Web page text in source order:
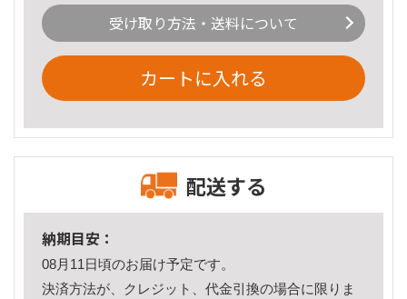
受け取り方法・送料について
カートに入れる
配送する
納期目安：
08月11日頃のお届け予定です。
決済方法が、クレジット、代金引換の場合に限りま